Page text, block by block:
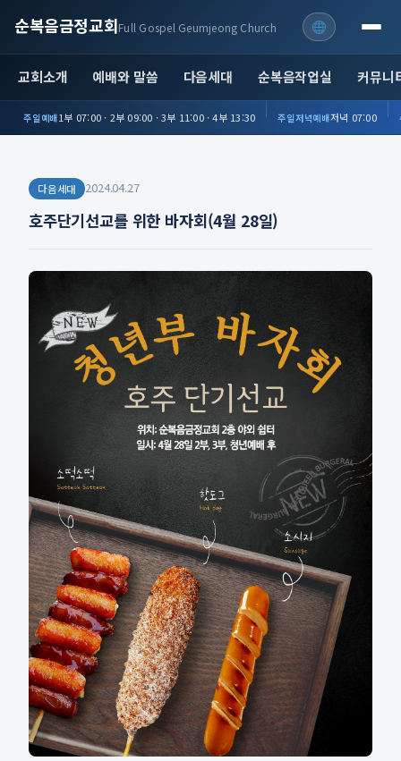
순복음금정교회Full Gospel Geumjeong Church
교회소개 예배와 말씀 다음세대 순복음작업실 커뮤니
주일예배1부 07:00 · 2부 09:00 · 3부 11:00 · 4부 13:30 주일저녁예배저녁 07:00
다음세대 2024.04.27
호주단기선교를 위한 바자회(4월 28일)